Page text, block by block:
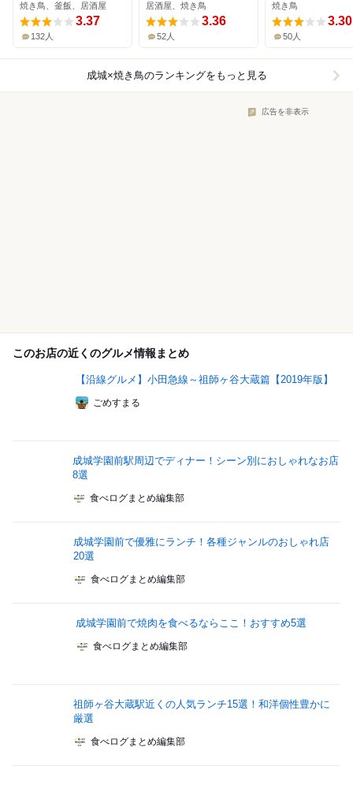
焼き鳥、釜飯、居酒屋
3.37
132人
居酒屋、焼き鳥
3.36
52人
焼き鳥
3.30
50人
成城×焼き鳥のランキングをもっと見る
広告を非表示
このお店の近くのグルメ情報まとめ
【沿線グルメ】小田急線～祖師ヶ谷大蔵篇【2019年版】
ごめすまる
成城学園前駅周辺でディナー！シーン別におしゃれなお店
8選
食べログまとめ編集部
成城学園前で優雅にランチ！各種ジャンルのおしゃれ店
20選
食べログまとめ編集部
成城学園前で焼肉を食べるならここ！おすすめ5選
食べログまとめ編集部
祖師ヶ谷大蔵駅近くの人気ランチ15選！和洋個性豊かに
厳選
食べログまとめ編集部